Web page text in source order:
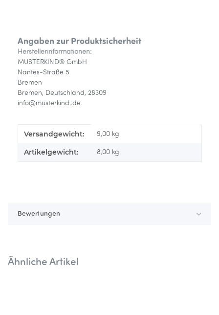
Angaben zur Produktsicherheit
Herstellerinformationen:
MUSTERKIND® GmbH
Nantes-Straße 5
Bremen
Bremen, Deutschland, 28309
info@musterkind..de
Produkteigenschaft
Wert
Versandgewicht: 9,00 kg
Artikelgewicht: 8,00 kg
Bewertungen
Ähnliche Artikel